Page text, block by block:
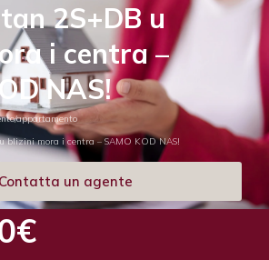
2S+DB u
i centra –
NAS!
appartamento
blizini mora i centra – SAMO KOD NAS!
Contatta un agente